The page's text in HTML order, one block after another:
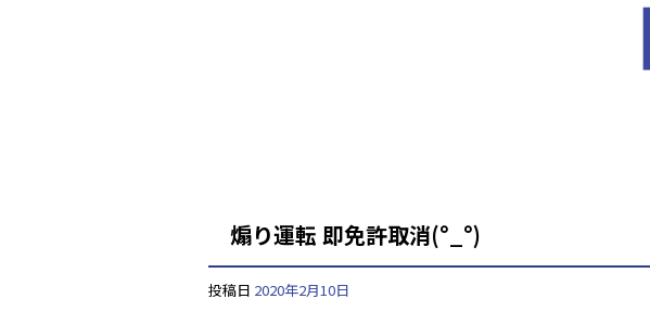
煽り運転 即免許取消(°_°)
投稿日 2020年2月10日